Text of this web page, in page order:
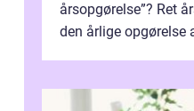
årsopgørelse”? Ret
den årlige opgørelse